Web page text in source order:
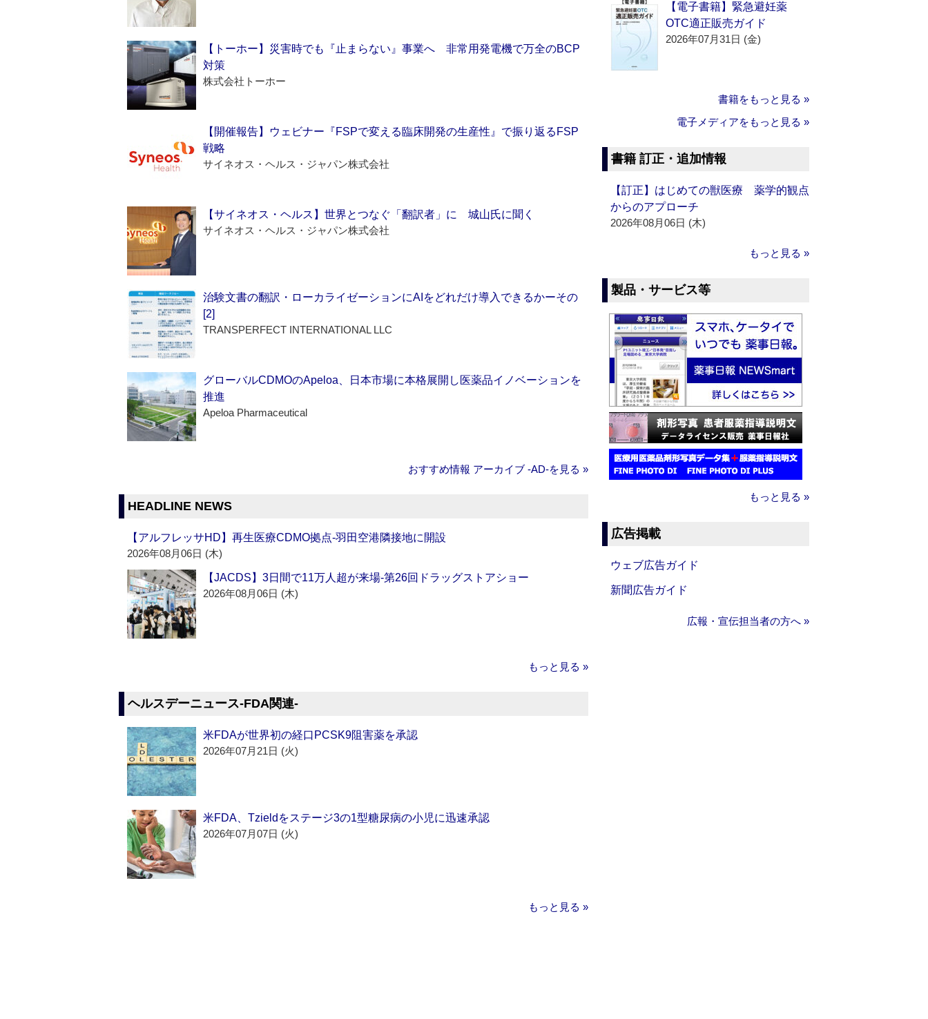
【トーホー】災害時でも『止まらない』事業へ 非常用発電機で万全のBCP
対策
株式会社トーホー
【開催報告】ウェビナー『FSPで変える臨床開発の生産性』で振り返るFSP
戦略
サイネオス・ヘルス・ジャパン株式会社
【サイネオス・ヘルス】世界とつなぐ「翻訳者」に 城山氏に聞く
サイネオス・ヘルス・ジャパン株式会社
治験文書の翻訳・ローカライゼーションにAIをどれだけ導入できるかーその
[2]
TRANSPERFECT INTERNATIONAL LLC
グローバルCDMOのApeloa、日本市場に本格展開し医薬品イノベーションを
推進
Apeloa Pharmaceutical
おすすめ情報 アーカイブ ‐AD‐を見る »
HEADLINE NEWS
【アルフレッサHD】再生医療CDMO拠点‐羽田空港隣接地に開設
2026年08月06日 (木)
【JACDS】3日間で11万人超が来場‐第26回ドラッグストアショー
2026年08月06日 (木)
もっと見る »
ヘルスデーニュース‐FDA関連‐
米FDAが世界初の経口PCSK9阻害薬を承認
2026年07月21日 (火)
米FDA、Tzieldをステージ3の1型糖尿病の小児に迅速承認
2026年07月07日 (火)
もっと見る »
【電子書籍】緊急避妊薬
OTC適正販売ガイド
2026年07月31日 (金)
書籍をもっと見る »
電子メディアをもっと見る »
書籍 訂正・追加情報
【訂正】はじめての獣医療 薬学的観点
からのアプローチ
2026年08月06日 (木)
もっと見る »
製品・サービス等
もっと見る »
広告掲載
ウェブ広告ガイド
新聞広告ガイド
広報・宣伝担当者の方へ »